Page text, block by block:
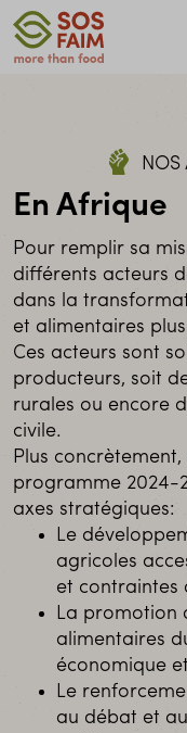
NOS
En Afrique
Pour remplir sa
différents acteurs
dans la
et alimentaires
Ces acteurs sont
producteurs, soit
rurales ou encore
civile.
Plus
programme 2024-
axes stratégiques:
Le
agricoles
et contraintes
La promotion
alimentaires
économique
Le
au débat et